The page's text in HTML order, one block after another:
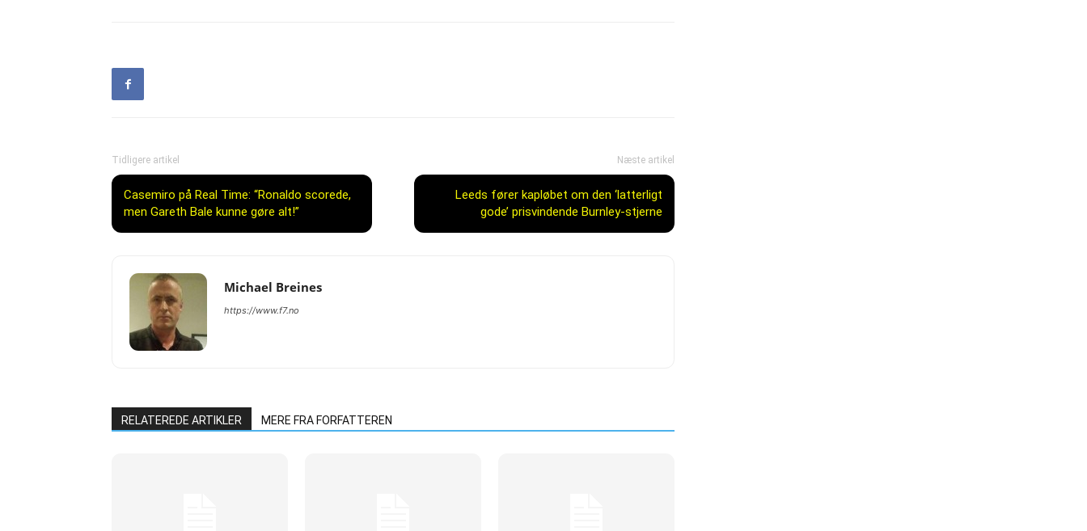
Tidligere artikel
Casemiro på Real Time: “Ronaldo scorede,
men Gareth Bale kunne gøre alt!”
Næste artikel
Leeds fører kapløbet om den ‘latterligt
gode’ prisvindende Burnley-stjerne
Michael Breines
https://www.f7.no
RELATEREDE ARTIKLER MERE FRA FORFATTEREN